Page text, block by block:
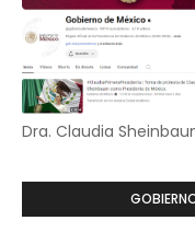
Dra. Claudia